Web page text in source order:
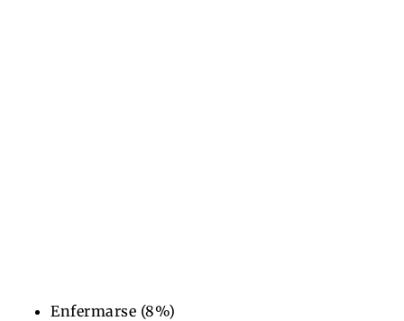
Enfermarse (8%)